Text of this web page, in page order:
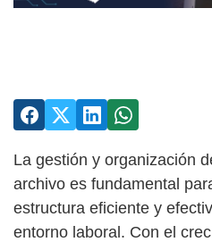
La gestión y organización
archivo es fundamental
estructura eficiente y
entorno laboral. Con el